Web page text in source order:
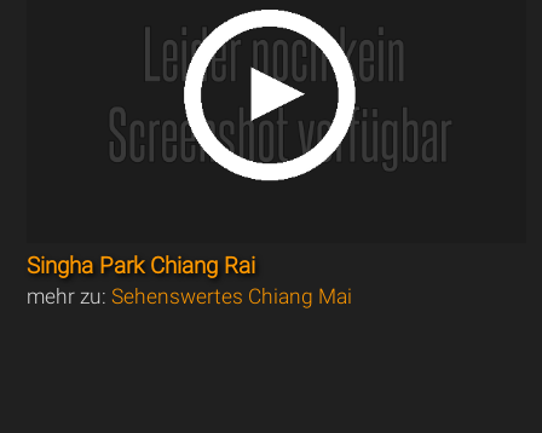
Singha Park Chiang Rai
mehr zu:Sehenswertes Chiang Mai